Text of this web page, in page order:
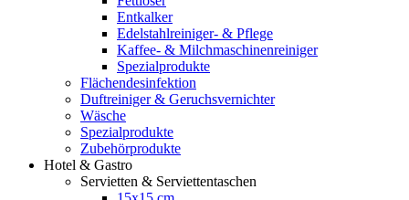
Entkalker
Edelstahlreiniger- & Pflege
Kaffee- & Milchmaschinenreiniger
Spezialprodukte
Flächendesinfektion
Duftreiniger & Geruchsvernichter
Wäsche
Spezialprodukte
Zubehörprodukte
Hotel & Gastro
Servietten & Serviettentaschen